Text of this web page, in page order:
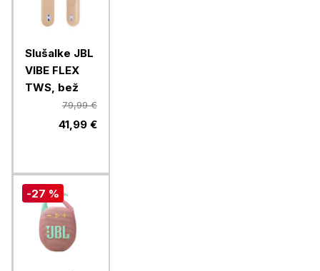
Slušalke JBL
VIBE FLEX
TWS, bež
79,99 €
41,99 €
-27 %